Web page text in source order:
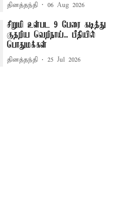
தினத்தந்தி 06 Aug 2026
சிறுமி உள்பட 9 பேரை கடித்து
குதறிய வெறிநாய்.. பீதியில்
பொதுமக்கள்
தினத்தந்தி 25 Jul 2026